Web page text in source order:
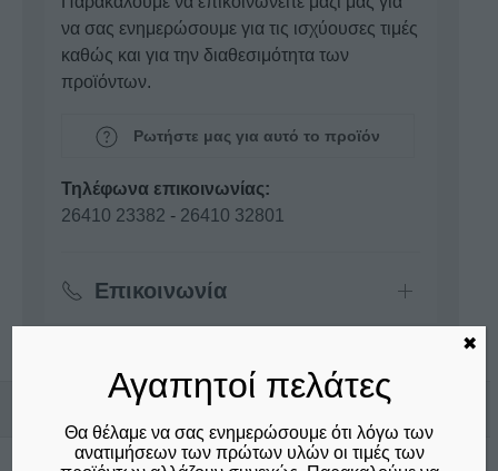
να σας ενημερώσουμε για τις ισχύουσες τιμές
καθώς και για την διαθεσιμότητα των
προϊόντων.
Ρωτήστε μας για αυτό το προϊόν
Τηλέφωνα επικοινωνίας:
26410 23382 - 26410 32801
Επικοινωνία
Σχετικά προϊόντα
Αγαπητοί πελάτες
Θα θέλαμε να σας ενημερώσουμε ότι λόγω των
ανατιμήσεων των πρώτων υλών οι τιμές των
✖